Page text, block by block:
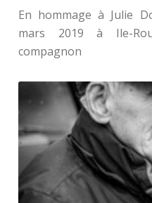
En hommage à Julie
mars 2019 à Ile-
compagnon